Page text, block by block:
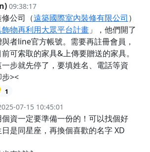
09:38:17
公司（遠築國際室內裝修有限公司）
物再利用大眾平台計畫 」，他們開了
者line官方帳號。需要再註冊會員，
可索取的家具&上傳要贈送的家具。
步就先停了，要填姓名、電話等資
><
1
07-15 10:45:01
資一定要準備一份的！可以找個好
是同星座，再換個喜歡的名字 XD